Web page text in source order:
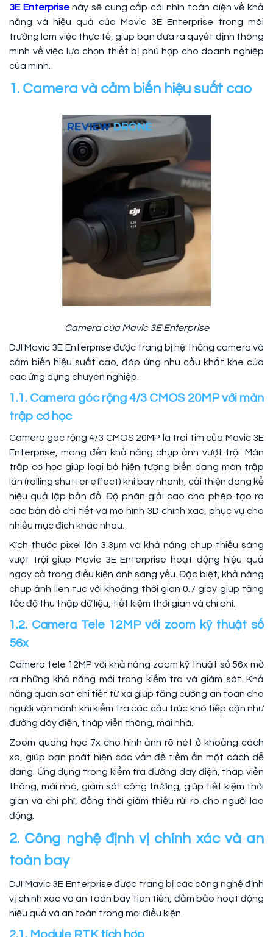
3E Enterprisenày sẽ cung cấp cái nhìn toàn diện về khả
năng và hiệu quả của Mavic 3E Enterprise trong môi
trường làm việc thực tế, giúp bạn đưa ra quyết định thông
minh về việc lựa chọn thiết bị phù hợp cho doanh nghiệp
của mình.
1. Camera và cảm biến hiệu suất cao
Camera của Mavic 3E Enterprise
DJI Mavic 3E Enterprise được trang bị hệ thống camera và
cảm biến hiệu suất cao, đáp ứng nhu cầu khắt khe của
các ứng dụng chuyên nghiệp.
1.1. Camera góc rộng 4/3 CMOS 20MP với màn
trập cơ học
Camera góc rộng 4/3 CMOS 20MP là trái tim của Mavic 3E
Enterprise, mang đến khả năng chụp ảnh vượt trội. Màn
trập cơ học giúp loại bỏ hiện tượng biến dạng màn trập
lăn (rolling shutter effect) khi bay nhanh, cải thiện đáng kể
hiệu quả lập bản đồ. Độ phân giải cao cho phép tạo ra
các bản đồ chi tiết và mô hình 3D chính xác, phục vụ cho
nhiều mục đích khác nhau.
Kích thước pixel lớn 3.3μm và khả năng chụp thiếu sáng
vượt trội giúp Mavic 3E Enterprise hoạt động hiệu quả
ngay cả trong điều kiện ánh sáng yếu. Đặc biệt, khả năng
chụp ảnh liên tục với khoảng thời gian 0.7 giây giúp tăng
tốc độ thu thập dữ liệu, tiết kiệm thời gian và chi phí.
1.2. Camera Tele 12MP với zoom kỹ thuật số
56x
Camera tele 12MP với khả năng zoom kỹ thuật số 56x mở
ra những khả năng mới trong kiểm tra và giám sát. Khả
năng quan sát chi tiết từ xa giúp tăng cường an toàn cho
người vận hành khi kiểm tra các cấu trúc khó tiếp cận như
đường dây điện, tháp viễn thông, mái nhà.
Zoom quang học 7x cho hình ảnh rõ nét ở khoảng cách
xa, giúp bạn phát hiện các vấn đề tiềm ẩn một cách dễ
dàng. Ứng dụng trong kiểm tra đường dây điện, tháp viễn
thông, mái nhà, giám sát công trường, giúp tiết kiệm thời
gian và chi phí, đồng thời giảm thiểu rủi ro cho người lao
động.
2. Công nghệ định vị chính xác và an
toàn bay
DJI Mavic 3E Enterprise được trang bị các công nghệ định
vị chính xác và an toàn bay tiên tiến, đảm bảo hoạt động
hiệu quả và an toàn trong mọi điều kiện.
2.1. Module RTK tích hợp